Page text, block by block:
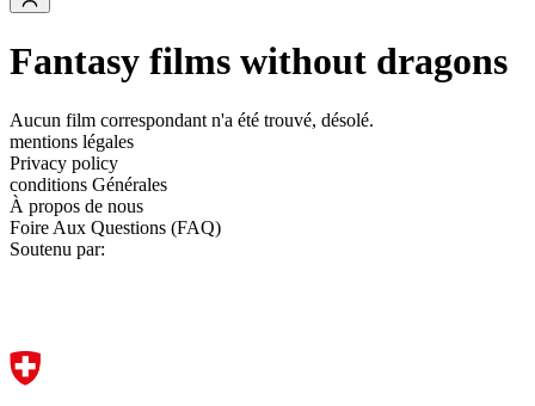
Fantasy films without dragons
Aucun film correspondant n'a été trouvé, désolé.
mentions légales
Privacy policy
conditions Générales
À propos de nous
Foire Aux Questions (FAQ)
Soutenu par: